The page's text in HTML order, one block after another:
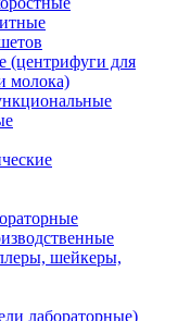
(центрифуги для
молока)
шейкеры,
лабораторные)